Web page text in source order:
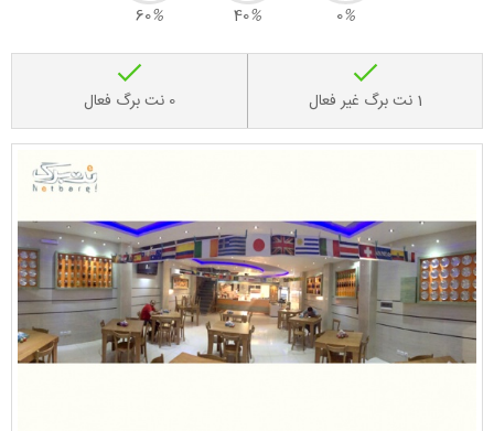
0%
40%
60%
1 نت برگ غیر فعال 0 نت برگ فعال